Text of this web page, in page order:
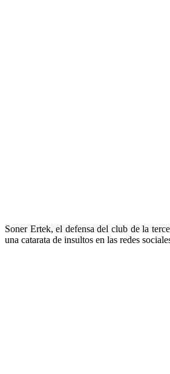
Soner Ertek, el defensa del club de la
una catarata de insultos en las redes